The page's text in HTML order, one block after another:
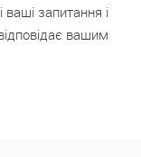
запитання і
вашим